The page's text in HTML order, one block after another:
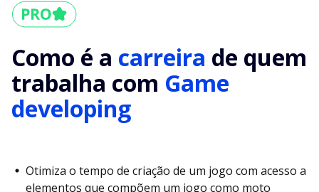
Como é a carreira de quem
trabalha com Game
developing
Otimiza o tempo de criação de um jogo com acesso a
elementos que compõem um jogo como moto